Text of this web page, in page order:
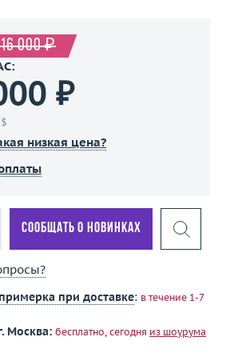
000 ₽
₽
низкая цена?
Сообщать о новинках
при доставке: в течение 1-7
Москва: бесплатно, сегодня из шоурума